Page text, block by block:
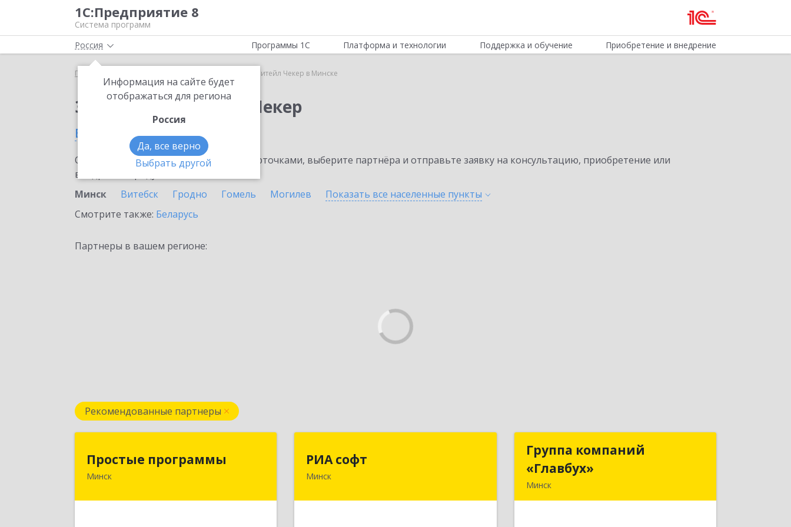
1С:Предприятие 8
Система программ
Россия
Информация на сайте будет
отображаться для региона
Россия
Да, все верно
Выбрать другой
Программы 1С Платформа и технологии Поддержка и обучение Приобретение и внедрение
Главная 1C-Ритейл Чекер в Минске
Заказать 1C-Ритейл Чекер
в Минске
Ознакомьтесь с информационными карточками, выберите партнёра и отправьте заявку на консультацию, приобретение или
внедрение продукта.
Минск
Витебск Гродно Гомель Могилев Показать все населенные пункты
Смотрите также: Беларусь
Партнеры в вашем регионе:
Рекомендованные партнеры
Простые программы
Минск220116, пр-т Дзержинского, д. 104,
РИА софт
Минск220040, г.Минск, ул.М.Богдановича,
Группа компаний
«Главбух»
Минск
Группа компаний